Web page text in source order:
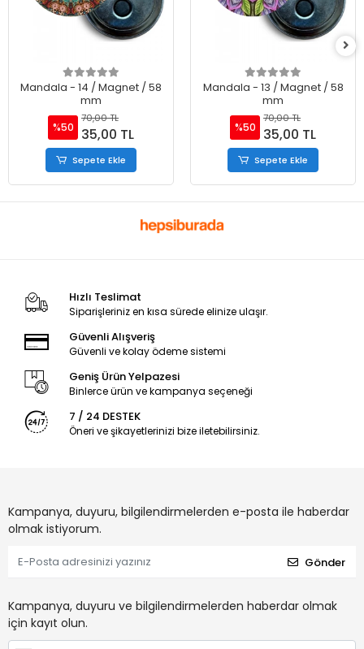
Mandala - 14 / Magnet / 58
mm
%50
70,00 TL
35,00 TL
Sepete Ekle
Mandala - 13 / Magnet / 58
mm
%50
70,00 TL
35,00 TL
Sepete Ekle
Hızlı Teslimat
Siparişleriniz en kısa sürede elinize ulaşır.
Güvenli Alışveriş
Güvenli ve kolay ödeme sistemi
Geniş Ürün Yelpazesi
Binlerce ürün ve kampanya seçeneği
7 / 24 DESTEK
Öneri ve şikayetlerinizi bize iletebilirsiniz.
Kampanya, duyuru, bilgilendirmelerden e-posta ile haberdar
olmak istiyorum.
Gönder
Kampanya, duyuru ve bilgilendirmelerden haberdar olmak
için kayıt olun.